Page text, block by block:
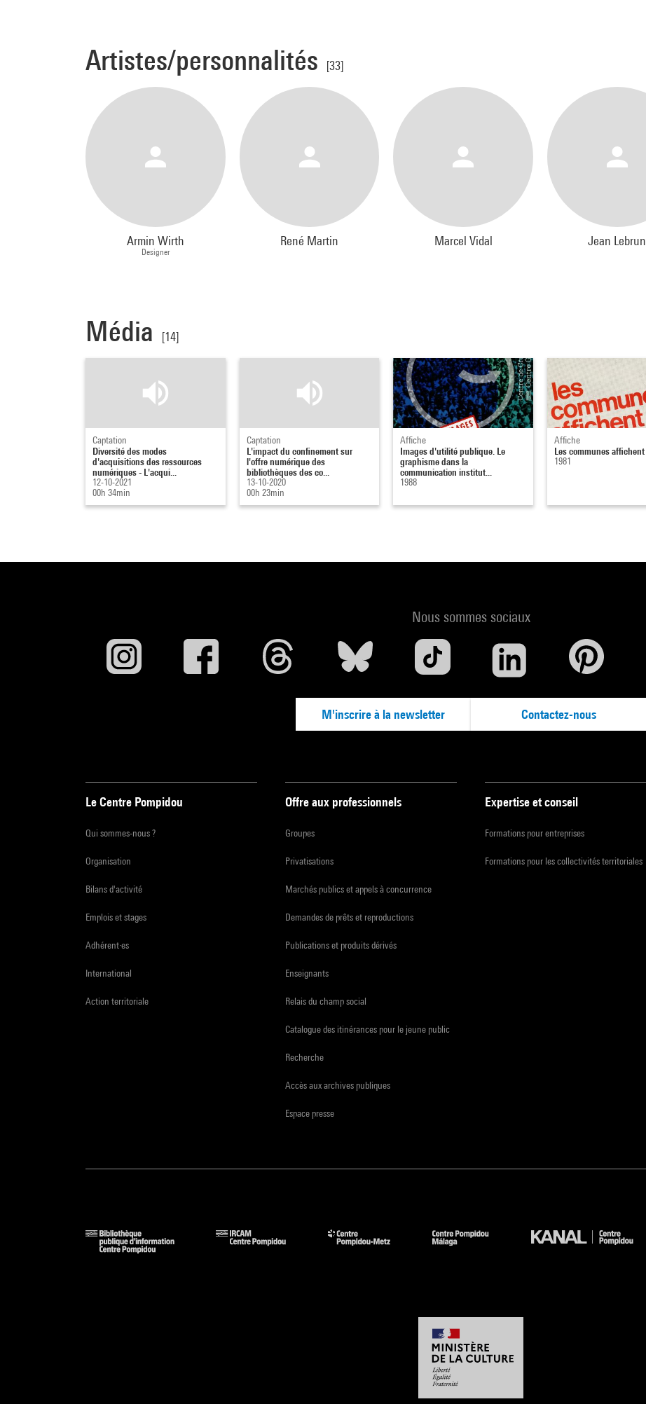
Artistes/personnalités [33]
Armin Wirth
Designer
René Martin Marcel Vidal Jean Lebrun
Média [14]
Captation
Diversité des modes
d'acquisitions des ressources
numériques - L'acqui...
12-10-2021
00h 34min
Captation
L'impact du confinement sur
l'offre numérique des
bibliothèques des co...
13-10-2020
00h 23min
Affiche
Images d'utilité publique. Le
graphisme dans la
communication institut...
1988
Affiche
Les communes affichent
1981
Nous sommes sociaux
M'inscrire à la newsletter Contactez-nous
Le Centre Pompidou
Qui sommes-nous ?
Organisation
Bilans d'activité
Emplois et stages
Adhérent·es
International
Action territoriale
Offre aux professionnels
Groupes
Privatisations
Marchés publics et appels à concurrence
Demandes de prêts et reproductions
Publications et produits dérivés
Enseignants
Relais du champ social
Catalogue des itinérances pour le jeune public
Recherche
Accès aux archives publiques
Espace presse
Expertise et conseil
Formations pour entreprises
Formations pour les collectivités territoriales